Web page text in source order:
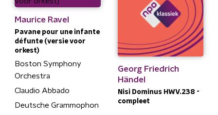
Maurice Ravel
Pavane pour une infante
défunte (versie voor
orkest)
Boston Symphony
Orchestra
Claudio Abbado
Deutsche Grammophon
Georg Friedrich
Händel
Nisi Dominus HWV.238 -
compleet